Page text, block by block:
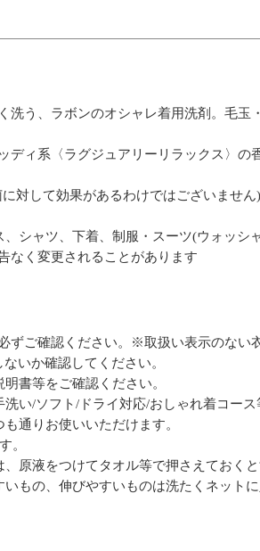
洗う、ラボンのオシャレ着用洗剤。毛
ディ系〈ラグジュアリーリラックス〉の
対して効果があるわけではございません)
シャツ、下着、制服・スーツ(ウォッシ
なく変更されることがあります
ずご確認ください。※取扱い表示のな
いか確認してください。
書等をご確認ください。
い/ソフト/ドライ対応/おしゃれ着コース
通りお使いいただけます。
。
原液をつけてタオル等で押さえておくと
もの、伸びやすいものは洗たくネットに